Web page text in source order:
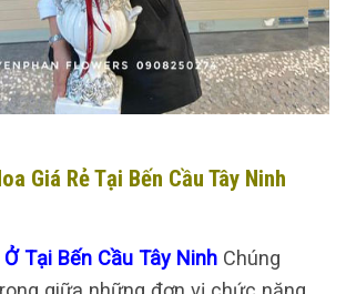
Giá Rẻ Tại Bến Cầu Tây Ninh
Tại Bến Cầu Tây Ninh Chúng